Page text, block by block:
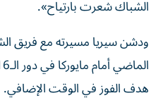
الشباك شعرت بارتياح».
هدف الفوز في الوقت الإضافي.